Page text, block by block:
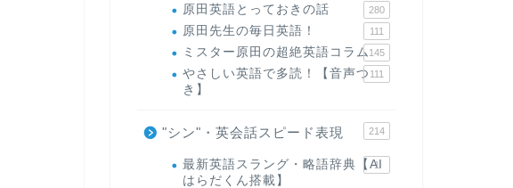
原田英語とっておきの話 280
原田先生の毎日英語！ 111
ミスター原田の超絶英語コラム145
やさしい英語で多読！【音声つ
き】
111
"シン"・英会話スピード表現 214
最新英語スラング・略語辞典【AI
はらだくん搭載】
1